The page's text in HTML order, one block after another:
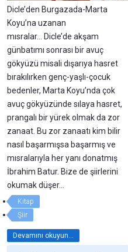
Dicle’den Burgazada-Marta
Koyu’na uzanan
mısralar… Dicle’de akşam
günbatımı sonrası bir avuç
gökyüzü misali dışarıya hasret
bırakılırken genç-yaşlı-çocuk
bedenler, Marta Koyu’nda çok
avuç gökyüzünde sılaya hasret,
prangalı bir yürek olmak da zor
zanaat. Bu zor zanaatı kim bilir
nasıl başarmışsa başarmış ve
mısralarıyla her yanı donatmış
İbrahim Batur. Bize de şiirlerini
okumak düşer…
Kitap
Şiir
Devamını okuyun...